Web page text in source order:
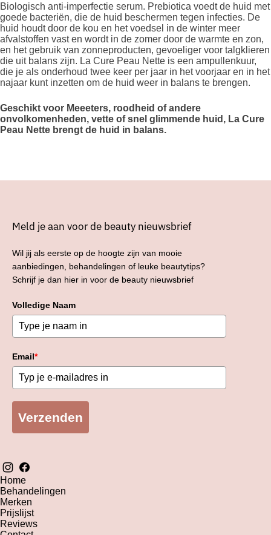
Biologisch anti-imperfectie serum. Prebiotica voedt de huid met
goede bacteriën, die de huid beschermen tegen infecties. De
huid houdt door de kou en het voedsel in de winter meer
afvalstoffen vast en wordt in de zomer door de warmte en zon,
en het gebruik van zonneproducten, gevoeliger voor talgklieren
die uit balans zijn. La Cure Peau Nette is een ampullenkuur,
die je als onderhoud twee keer per jaar in het voorjaar en in het
najaar kunt inzetten om de huid weer in balans te brengen.
Geschikt voor Meeeters, roodheid of andere
onvolkomenheden, vette of snel glimmende huid, La Cure
Peau Nette brengt de huid in balans.
Meld je aan voor de beauty nieuwsbrief
Wil jij als eerste op de hoogte zijn van mooie
aanbiedingen, behandelingen of leuke beautytips?
Schrijf je dan hier in voor de beauty nieuwsbrief
Volledige Naam
Email*
Verzenden
Home
Behandelingen
Merken
Prijslijst
Reviews